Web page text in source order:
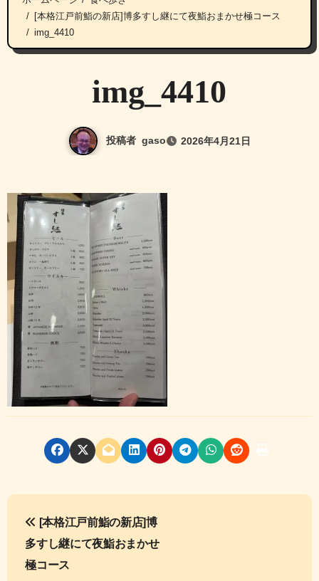
[本格江戸前鮨の新店]博多すし継にて夜鮨おまかせ極コース
img_4410
img_4410
投稿者 gaso 2026年4月21日
投
稿
ナ
[本格江戸前鮨の新店]博
多すし継にて夜鮨おまかせ
極コース